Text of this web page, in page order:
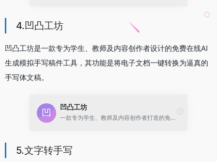
4.凹凸工坊
凹凸工坊是一款专为学生、教师及内容创作者设计的免费在线AI
生成模拟手写稿件工具，其功能是将电子文档一键转换为逼真的
手写体文稿。
凹凸工坊
一款专为学生、教师及内容创作者打造的免费在线AI生成模拟手写稿件工具，让你的电子文档一键秒变“变手写
5.文字转手写